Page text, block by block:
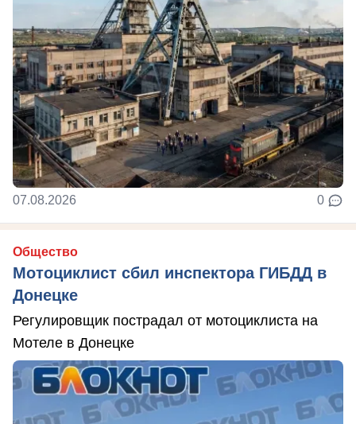
07.08.2026 0
Общество
Мотоциклист сбил инспектора ГИБДД в
Донецке
Регулировщик пострадал от мотоциклиста на
Мотеле в Донецке